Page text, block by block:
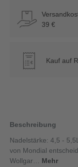
39 €
€ Kauf auf
Beschreibung
Nadelstärke: 4,5 -
von Mondial
Wollgar… Mehr